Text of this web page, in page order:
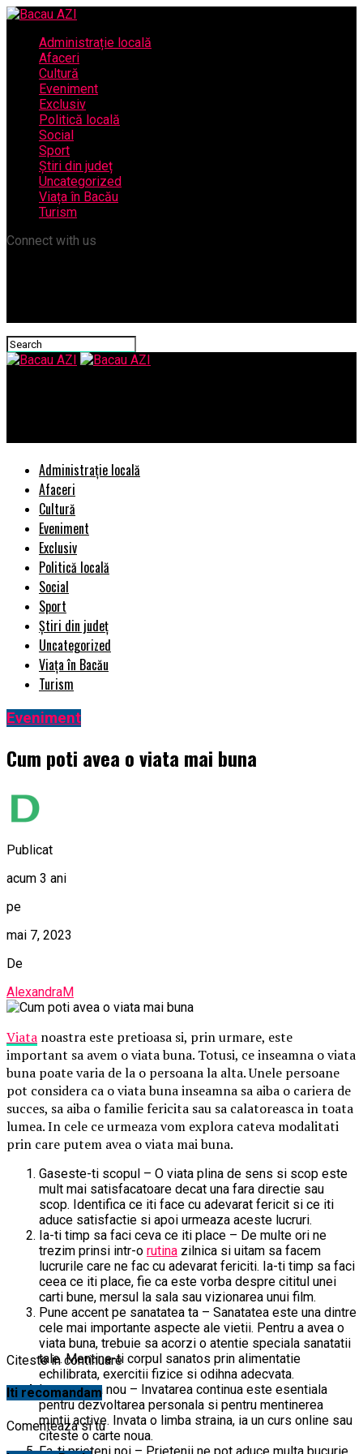
Administrație locală
Afaceri
Cultură
Eveniment
Exclusiv
Politică locală
Social
Sport
Știri din județ
Uncategorized
Viața în Bacău
Turism
Connect with us
Administrație locală
Afaceri
Cultură
Eveniment
Exclusiv
Politică locală
Social
Sport
Știri din județ
Uncategorized
Viața în Bacău
Turism
Eveniment
Cum poti avea o viata mai buna
Publicat
acum 3 ani
pe
mai 7, 2023
De
AlexandraM
Viata noastra este pretioasa si, prin urmare, este
important sa avem o viata buna. Totusi, ce inseamna o viata
buna poate varia de la o persoana la alta. Unele persoane
pot considera ca o viata buna inseamna sa aiba o cariera de
succes, sa aiba o familie fericita sau sa calatoreasca in toata
lumea. In cele ce urmeaza vom explora cateva modalitati
prin care putem avea o viata mai buna.
Gaseste-ti scopul – O viata plina de sens si scop este
mult mai satisfacatoare decat una fara directie sau
scop. Identifica ce iti face cu adevarat fericit si ce iti
aduce satisfactie si apoi urmeaza aceste lucruri.
Ia-ti timp sa faci ceva ce iti place – De multe ori ne
trezim prinsi intr-o rutina zilnica si uitam sa facem
lucrurile care ne fac cu adevarat fericiti. Ia-ti timp sa faci
ceea ce iti place, fie ca este vorba despre cititul unei
carti bune, mersul la sala sau vizionarea unui film.
Pune accent pe sanatatea ta – Sanatatea este una dintre
cele mai importante aspecte ale vietii. Pentru a avea o
viata buna, trebuie sa acorzi o atentie speciala sanatatii
tale. Mentine-ti corpul sanatos prin alimentatie
echilibrata, exercitii fizice si odihna adecvata.
Invata ceva nou – Invatarea continua este esentiala
pentru dezvoltarea personala si pentru mentinerea
mintii active. Invata o limba straina, ia un curs online sau
citeste o carte noua.
Citeste in continuare
Iti recomandam
Comenteaza si tu